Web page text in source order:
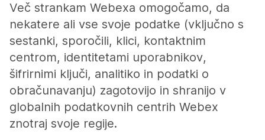
Več strankam Webexa omogočamo, da
nekatere ali vse svoje podatke (vključno s
sestanki, sporočili, klici, kontaktnim
centrom, identitetami uporabnikov,
šifrirnimi ključi, analitiko in podatki o
obračunavanju) zagotovijo in shranijo v
globalnih podatkovnih centrih Webex
znotraj svoje regije.